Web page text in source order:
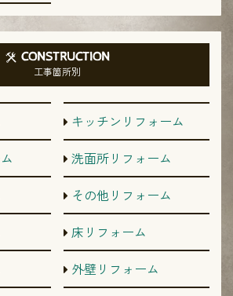
CONSTRUCTION
工事箇所別
キッチンリフォーム
洗面所リフォーム
その他リフォーム
床リフォーム
外壁リフォーム